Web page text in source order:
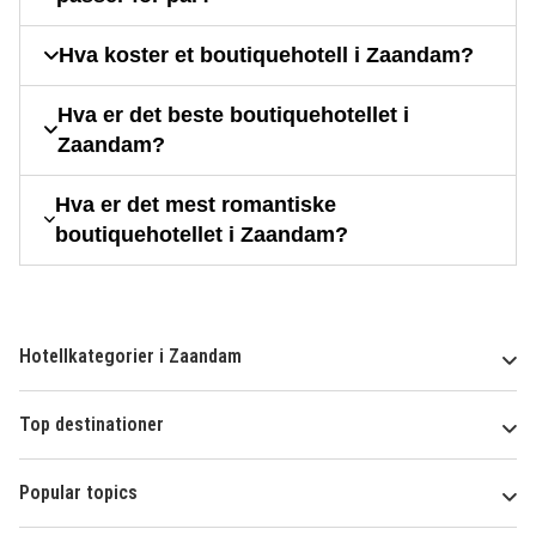
Hva koster et boutiquehotell i Zaandam?
Hva er det beste boutiquehotellet i
Zaandam?
Hva er det mest romantiske
boutiquehotellet i Zaandam?
Hotellkategorier i Zaandam
Top destinationer
Popular topics